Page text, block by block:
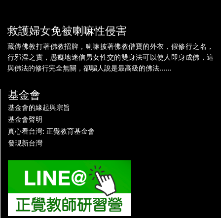
救護婦女免被喇嘛性侵害
藏傳佛教打著佛教招牌，喇嘛披著佛教僧寶的外衣，假修行之名，
行邪淫之實，愚癡地迷信男女性交的雙身法可以使人即身成佛，這
與佛法的修行完全無關，卻騙人說是最高級的佛法......
基金會
基金會的緣起與宗旨
基金會聲明
真心看台灣: 正覺教育基金會
發現新台灣